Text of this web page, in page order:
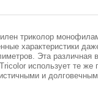
триколор
характеристики
Эта различная
использует те
и